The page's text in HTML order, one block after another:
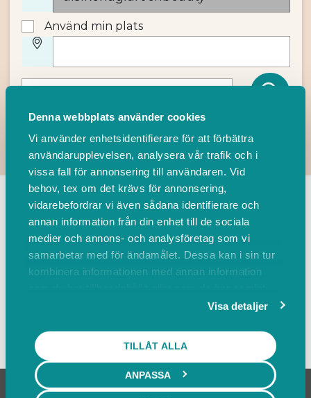
Denna webbplats använder cookies
Vi använder enhetsidentifierare för att förbättra
användarupplevelsen, analysera vår trafik och i
vissa fall för annonsering till användaren. Vid
behov, tex om det krävs för annonsering,
vidarebefordrar vi även sådana identifierare och
annan information från din enhet till de sociala
medier och annons- och analysföretag som vi
samarbetar med för ändamålet. Dessa kan i sin tur
kombinera informationen med annan information
Visa detaljer
TILLÅT ALLA
ANPASSA
Använd min plats
TILLBAKA
Leverantörer Events